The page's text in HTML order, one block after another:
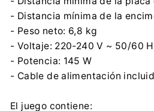
- Distancia mínima de la
- Peso neto: 6,8 kg
- Voltaje: 220-240 V ~ 50/60
- Potencia: 145 W
- Cable de alimentación
El juego contiene: